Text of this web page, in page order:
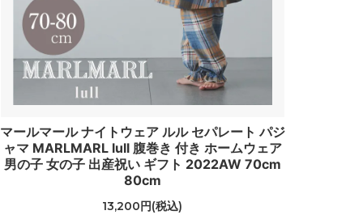
マールマール ナイトウェア ルル セパレート パジ
ャマ MARLMARL lull 腹巻き 付き ホームウェア
男の子 女の子 出産祝い ギフト 2022AW 70cm
80cm
13,200円(税込)